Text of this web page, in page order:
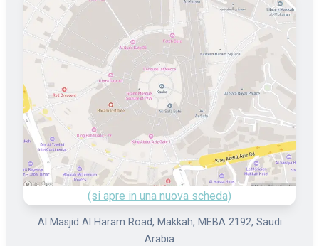
(si apre in una nuova scheda)
Al Masjid Al Haram Road, Makkah, MEBA 2192, Saudi
Arabia